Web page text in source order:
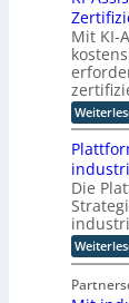
Mit KI-
Die